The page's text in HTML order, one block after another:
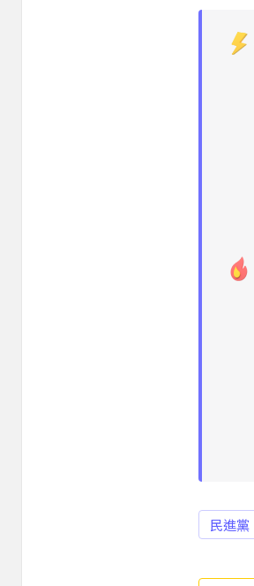
民進黨